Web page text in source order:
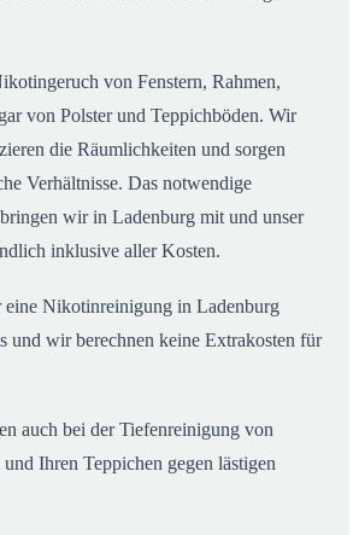
von Fenstern, Rahmen,
von Polster und Teppichböden. Wir
die Räumlichkeiten und sorgen
Verhältnisse. Das notwendige
wir in Ladenburg mit und unser
inklusive aller Kosten.
Nikotinreinigung in Ladenburg
und wir berechnen keine Extrakosten für
auch bei der Tiefenreinigung von
Ihren Teppichen gegen lästigen